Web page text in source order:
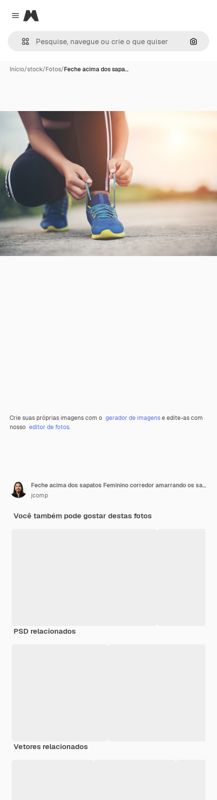
Close menu
Magnific
Início/stock/Fotos/Feche acima dos sapa…
Crie suas próprias imagens com o gerador de imagense edite-as com
nosso editor de fotos.
Feche acima dos sapatos Feminino corredor amarrando os sapatos para um exercício de jogging
jcomp
Você também pode gostar destas fotos
PSD relacionados
Vetores relacionados